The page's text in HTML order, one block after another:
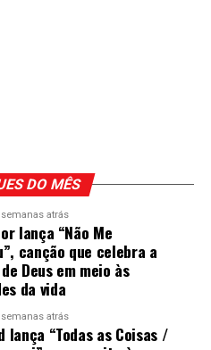
DO MÊS
semanas atrás
lança “Não Me
canção que celebra a
Deus em meio às
da vida
semanas atrás
lança “Todas as Coisas /